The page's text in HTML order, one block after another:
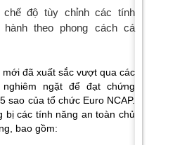
chế độ tùy chỉnh các tính
hành theo phong cách cá
mới đã xuất sắc vượt qua các
ngặt để đạt chứng
sao của tổ chức Euro NCAP.
bị các tính năng an toàn chủ
bao gồm: